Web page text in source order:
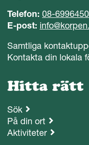
Telefon: 08-6996450
E-post:
Samtliga
Kontakta din lokala
Hitta rätt
Sök
På din ort
Aktiviteter